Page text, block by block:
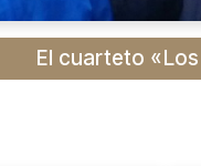
El cuarteto